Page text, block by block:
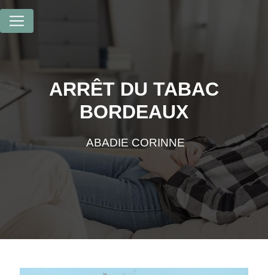
ARRÊT DU TABAC
BORDEAUX
ABADIE CORINNE
Panneau de gestion des cookies